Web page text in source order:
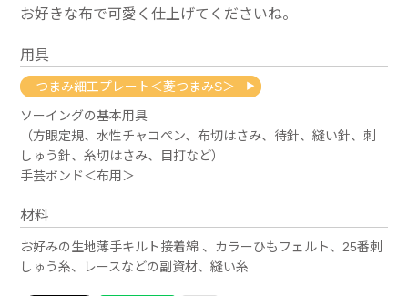
お好きな布で可愛く仕上げてくださいね。
用具
つまみ細工プレート＜菱つまみS＞
ソーイングの基本用具
（方眼定規、水性チャコペン、布切はさみ、待針、縫い針、刺
しゅう針、糸切はさみ、目打など）
手芸ボンド＜布用＞
材料
お好みの生地薄手キルト接着綿 、カラーひもフェルト、25番刺
しゅう糸、レースなどの副資材、縫い糸